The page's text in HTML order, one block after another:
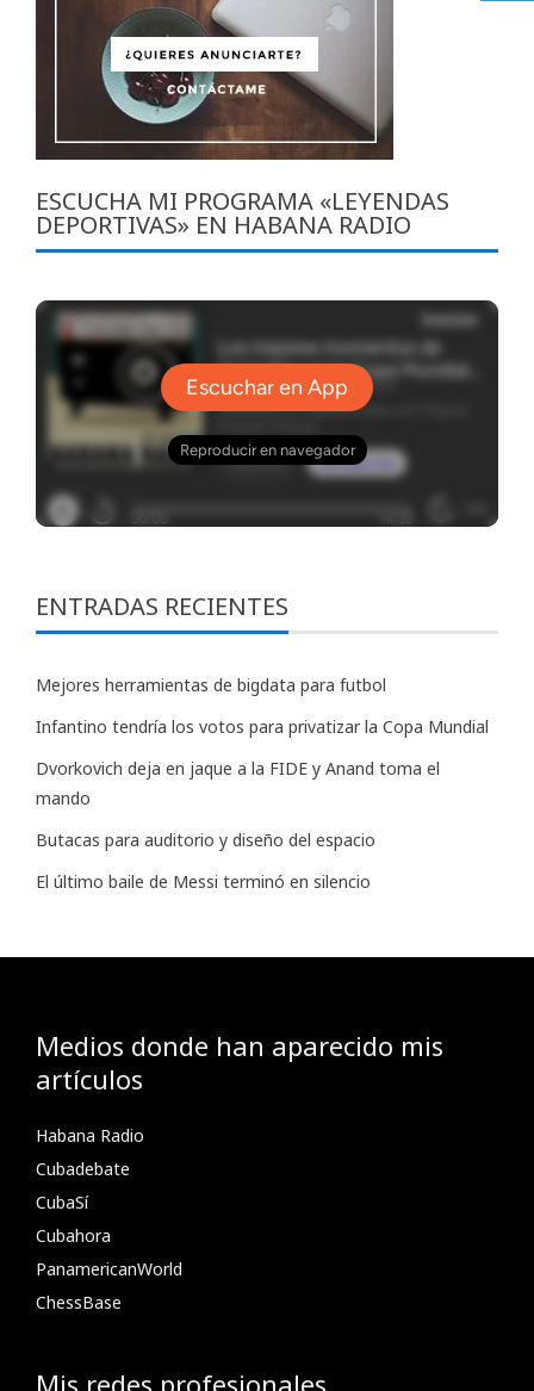
ESCUCHA MI PROGRAMA «LEYENDAS
DEPORTIVAS» EN HABANA RADIO
ENTRADAS RECIENTES
Mejores herramientas de bigdata para futbol
Infantino tendría los votos para privatizar la Copa Mundial
Dvorkovich deja en jaque a la FIDE y Anand toma el
mando
Butacas para auditorio y diseño del espacio
El último baile de Messi terminó en silencio
Medios donde han aparecido mis
artículos
Habana Radio
Cubadebate
CubaSí
Cubahora
PanamericanWorld
ChessBase
Mis redes profesionales